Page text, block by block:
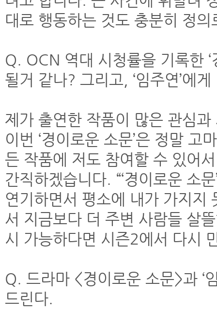
대로 행동하는 것도 충분히 정
Q. OCN 역대 시청률을 기록한
될거 같나? 그리고, ‘임주연’에
제가 출연한 작품이 많은 관심
이번 ‘경이로운 소문’은 정말
든 작품에 저도 참여할 수 있어
간직하겠습니다. “‘경이로운 소
연기하면서 평소에 내가 가지지
서 지금보다 더 주변 사람들 살
시 가능하다면 시즌2에서 다시
Q. 드라마 <경이로운 소문>과 ‘
드린다.